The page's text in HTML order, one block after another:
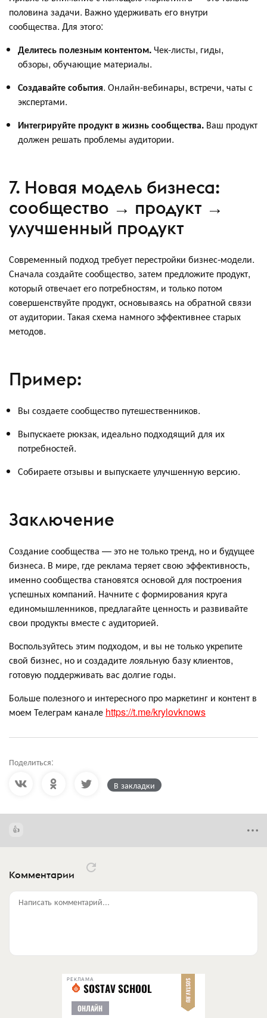
половина задачи. Важно удерживать его внутри
сообщества. Для этого:
Делитесь полезным контентом.Чек-листы, гиды,
обзоры, обучающие материалы.
Создавайте события. Онлайн-вебинары, встречи, чаты с
экспертами.
Интегрируйте продукт в жизнь сообщества. Ваш продукт
должен решать проблемы аудитории.
7. Новая модель бизнеса:
сообщество → продукт →
улучшенный продукт
Современный подход требует перестройки бизнес-модели.
Сначала создайте сообщество, затем предложите продукт,
который отвечает его потребностям, и только потом
совершенствуйте продукт, основываясь на обратной связи
от аудитории. Такая схема намного эффективнее старых
методов.
Пример:
Вы создаете сообщество путешественников.
Выпускаете рюкзак, идеально подходящий для их
потребностей.
Собираете отзывы и выпускаете улучшенную версию.
Заключение
Создание сообщества — это не только тренд, но и будущее
бизнеса. В мире, где реклама теряет свою эффективность,
именно сообщества становятся основой для построения
успешных компаний. Начните с формирования круга
единомышленников, предлагайте ценность и развивайте
свои продукты вместе с аудиторией.
Воспользуйтесь этим подходом, и вы не только укрепите
свой бизнес, но и создадите лояльную базу клиентов,
готовую поддерживать вас долгие годы.
Больше полезного и интересного про маркетинг и контент в
моем Телеграм канале https://t.me/krylovknows
Поделиться:
В закладки
Комментарии
Написать комментарий...
РЕКЛАМА